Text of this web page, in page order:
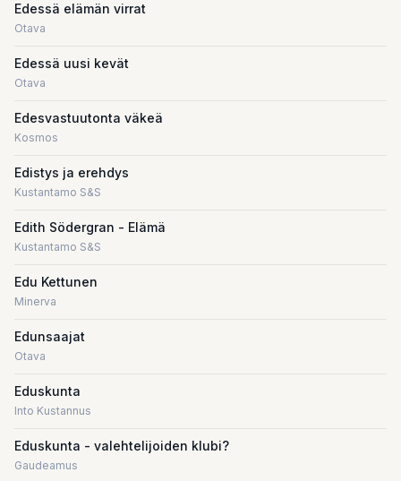
Edessä elämän virrat
Otava
Edessä uusi kevät
Otava
Edesvastuutonta väkeä
Kosmos
Edistys ja erehdys
Kustantamo S&S
Edith Södergran - Elämä
Kustantamo S&S
Edu Kettunen
Minerva
Edunsaajat
Otava
Eduskunta
Into Kustannus
Eduskunta - valehtelijoiden klubi?
Gaudeamus